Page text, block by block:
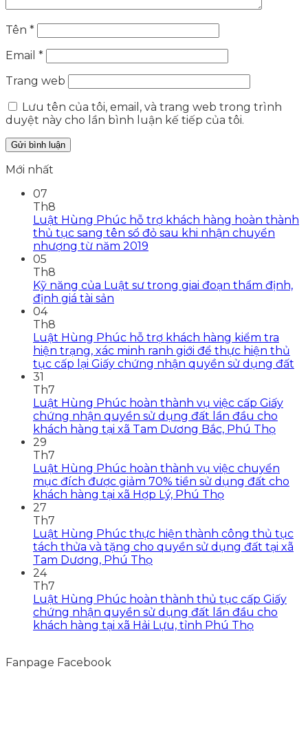
Tên *
Email *
Trang web
Lưu tên của tôi, email, và trang web trong trình
duyệt này cho lần bình luận kế tiếp của tôi.
Mới nhất
07
Th8
Luật Hùng Phúc hỗ trợ khách hàng hoàn thành
thủ tục sang tên sổ đỏ sau khi nhận chuyển
nhượng từ năm 2019
05
Th8
Kỹ năng của Luật sư trong giai đoạn thẩm định,
định giá tài sản
04
Th8
Luật Hùng Phúc hỗ trợ khách hàng kiểm tra
hiện trạng, xác minh ranh giới để thực hiện thủ
tục cấp lại Giấy chứng nhận quyền sử dụng đất
31
Th7
Luật Hùng Phúc hoàn thành vụ việc cấp Giấy
chứng nhận quyền sử dụng đất lần đầu cho
khách hàng tại xã Tam Dương Bắc, Phú Thọ
29
Th7
Luật Hùng Phúc hoàn thành vụ việc chuyển
mục đích được giảm 70% tiền sử dụng đất cho
khách hàng tại xã Hợp Lý, Phú Thọ
27
Th7
Luật Hùng Phúc thực hiện thành công thủ tục
tách thửa và tặng cho quyền sử dụng đất tại xã
Tam Dương, Phú Thọ
24
Th7
Luật Hùng Phúc hoàn thành thủ tục cấp Giấy
chứng nhận quyền sử dụng đất lần đầu cho
khách hàng tại xã Hải Lựu, tỉnh Phú Thọ
Fanpage Facebook